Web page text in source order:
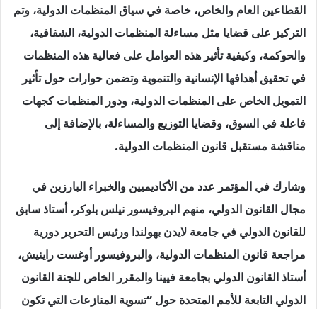
القطاعين العام والخاص، خاصة في سياق المنظمات الدولية، وتم
التركيز على قضايا مثل مساءلة المنظمات الدولية، الشفافية،
والحوكمة، وكيفية تأثير هذه العوامل على فعالية هذه المنظمات
في تحقيق أهدافها الإنسانية والتنموية وتضمن حوارات حول تأثير
التمويل الخاص على المنظمات الدولية، ودور المنظمات كجهات
فاعلة في السوق، وقضايا التوزيع والمساءلة، بالإضافة إلى
مناقشة مستقبل قانون المنظمات الدولية.
وشارك في المؤتمر عدد من الأكاديميين والخبراء البارزين في
مجال القانون الدولي، منهم البروفيسور نيلس بلوكر، أستاذ سابق
للقانون الدولي في جامعة لايدن بهولندا ورئيس التحرير دورية
مراجعة قانون المنظمات الدولية، والبروفيسور أوغست راينيش،
أستاذ القانون الدولي بجامعة فيينا والمقرر الخاص للجنة القانون
الدولي التابعة للأمم المتحدة حول “تسوية المنازعات التي تكون